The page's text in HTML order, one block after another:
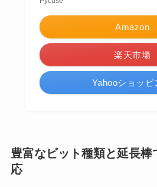
Amazon
楽天市場
Yahooショッピ
豊富なビット種類と延長棒
応